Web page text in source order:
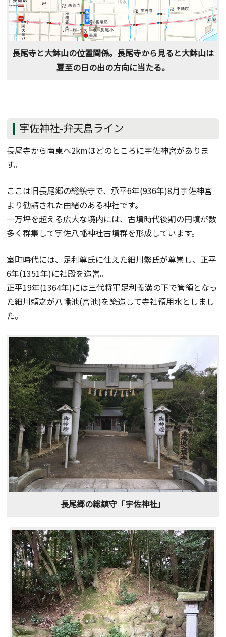
長尾寺と大鉢山の位置関係。長尾寺から見ると大鉢山は
夏至の日の出の方向に当たる。
宇佐神社-弁天島ライン
長尾寺から南東へ2kmほどのところに宇佐神宮がありま
す。
ここは旧長尾郷の総鎮守で、承平6年(936年)8月宇佐神宮
より勧請された由緒のある神社です。
一万坪を超える広大な境内には、古墳時代後期の円墳が数
多く群集して宇佐八幡神社古墳群を形成しています。
室町時代には、足利尊氏に仕えた細川繁氏が尊崇し、正平
6年(1351年)に社殿を造営。
正平19年(1364年)には三代将軍足利義満の下で管領となっ
た細川頼之が八幡池(宮池)を築造して寺社領用水としまし
た。
長尾郷の総鎮守「宇佐神社」